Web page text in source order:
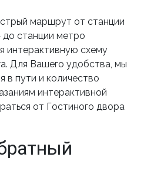
маршрут от станции
станции метро
интерактивную схему
Для Вашего удобства, мы
в пути и количество
интерактивной
от Гостиного двора